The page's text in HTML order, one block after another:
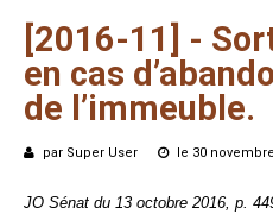
[2016-11] -
en cas
de l’immeuble.
par Super User le 30
JO Sénat du 13 octobre 2016, p.